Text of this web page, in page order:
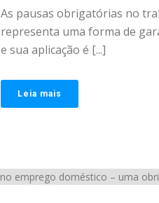
As pausas obrigatórias no
representa uma forma de
e sua aplicação é [...]
Leia mais